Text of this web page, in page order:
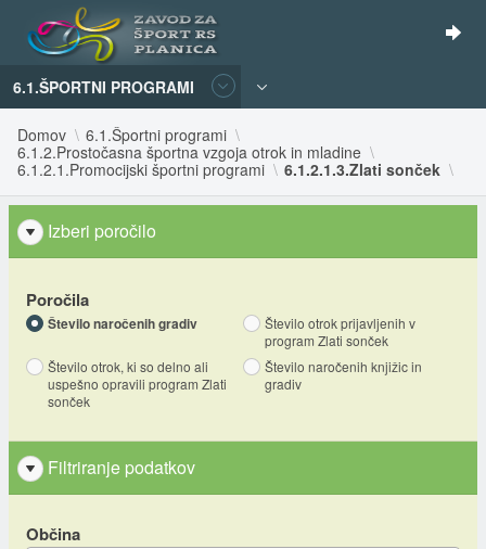
6.1.ŠPORTNI PROGRAMI
Domov
6.1.Športni programi
6.1.2.Prostočasna športna vzgoja otrok in mladine
6.1.2.1.Promocijski športni programi
6.1.2.1.3.Zlati sonček
Izberi poročilo
Poročila
Število naročenih gradiv
Število otrok prijavljenih v
program Zlati sonček
Število otrok, ki so delno ali
uspešno opravili program Zlati
sonček
Število naročenih knjižic in
gradiv
Filtriranje podatkov
Občina